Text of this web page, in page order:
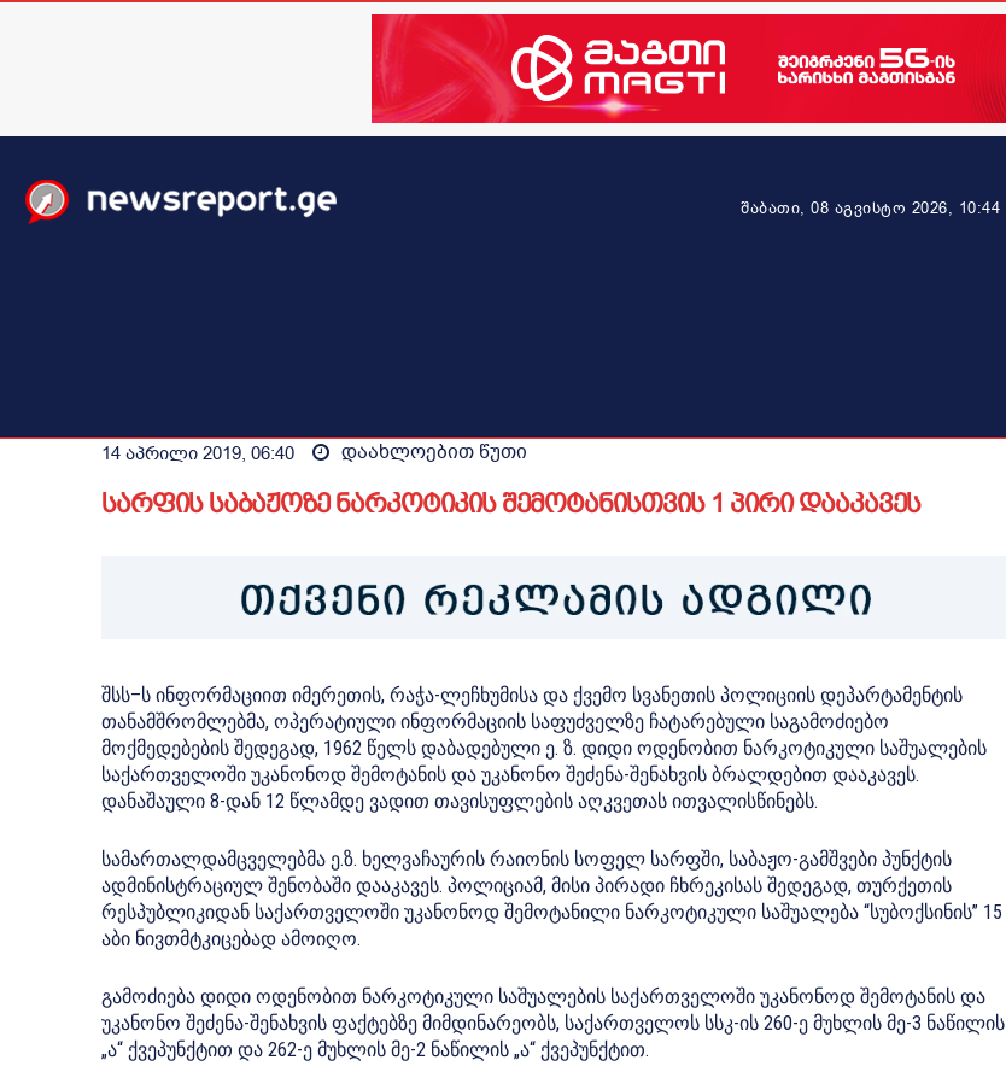
შაბათი, 08 აგვისტო 2026, 10:44
14 აპრილი 2019, 06:40 დაახლოებით წუთი
სარფის საბაჟოზე ნარკოტიკის შემოტანისთვის 1 პირი დააკავეს
შსს–ს ინფორმაციით იმერეთის, რაჭა-ლეჩხუმისა და ქვემო სვანეთის პოლიციის დეპარტამენტის
თანამშრომლებმა, ოპერატიული ინფორმაციის საფუძველზე ჩატარებული საგამოძიებო
მოქმედებების შედეგად, 1962 წელს დაბადებული ე. ზ. დიდი ოდენობით ნარკოტიკული საშუალების
საქართველოში უკანონოდ შემოტანის და უკანონო შეძენა-შენახვის ბრალდებით დააკავეს.
დანაშაული 8-დან 12 წლამდე ვადით თავისუფლების აღკვეთას ითვალისწინებს.
სამართალდამცველებმა ე.ზ. ხელვაჩაურის რაიონის სოფელ სარფში, საბაჟო-გამშვები პუნქტის
ადმინისტრაციულ შენობაში დააკავეს. პოლიციამ, მისი პირადი ჩხრეკისას შედეგად, თურქეთის
რესპუბლიკიდან საქართველოში უკანონოდ შემოტანილი ნარკოტიკული საშუალება “სუბოქსინის” 15
აბი ნივთმტკიცებად ამოიღო.
გამოძიება დიდი ოდენობით ნარკოტიკული საშუალების საქართველოში უკანონოდ შემოტანის და
უკანონო შეძენა-შენახვის ფაქტებზე მიმდინარეობს, საქართველოს სსკ-ის 260-ე მუხლის მე-3 ნაწილის
„ა“ ქვეპუნქტით და 262-ე მუხლის მე-2 ნაწილის „ა“ ქვეპუნქტით.